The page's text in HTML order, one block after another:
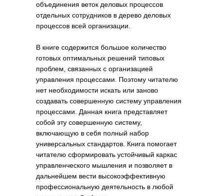
объединения веток деловых процессов
отдельных сотрудников в дерево деловых
процессов всей организации.
В книге содержится большое количество
готовых оптимальных решений типовых
проблем, связанных с организацией
управления процессами. Поэтому читателю
нет необходимости искать или заново
создавать совершенную систему управления
процессами. Данная книга представляет
собой эту совершенную систему,
включающую в себя полный набор
универсальных стандартов. Книга помогает
читателю сформировать устойчивый каркас
управленческого мышления и позволяет в
дальнейшем вести высокоэффективную
профессиональную деятельность в любой